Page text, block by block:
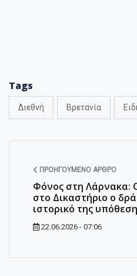
Tags
Διεθνή Βρετανία
ΠΡΟΗΓΟΎΜΕΝΟ ΆΡΘΡΟ
Φόνος στη Λάρνακα:
στο Δικαστήριο ο
ιστορικό της
22.06.2026 - 07:06